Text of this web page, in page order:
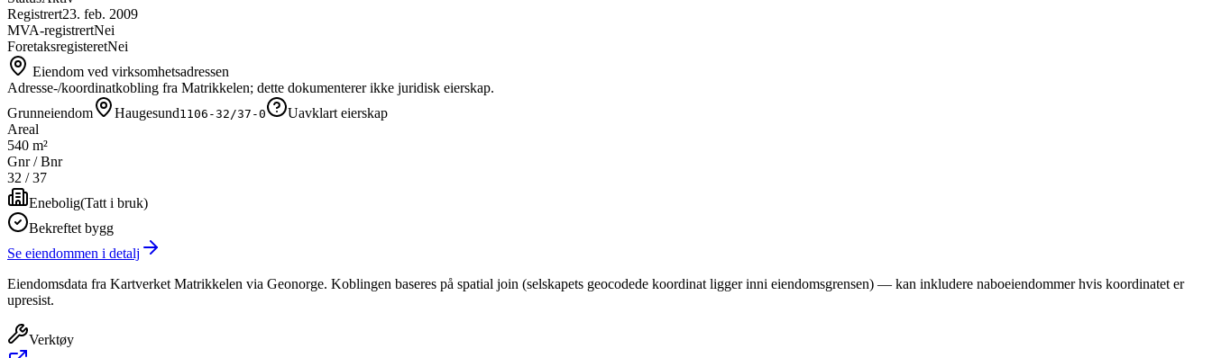
Registrert23. feb. 2009
MVA-registrertNei
ForetaksregisteretNei
Eiendom ved virksomhetsadressen
Adresse-/koordinatkobling fra Matrikkelen; dette dokumenterer ikke juridisk eierskap.
Grunneiendom
Haugesund1106-32/37-0
Uavklart eierskap
Areal
540 m²
Gnr / Bnr
32 /37
Enebolig(Tatt i bruk)
Bekreftet bygg
Se eiendommen i detalj
Eiendomsdata fra Kartverket Matrikkelen via Geonorge. Koblingen baseres på spatial join (selskapets geocodede koordinat ligger inni eiendomsgrensen) — kan inkludere naboeiendommer hvis koordinatet er
upresist.
Verktøy